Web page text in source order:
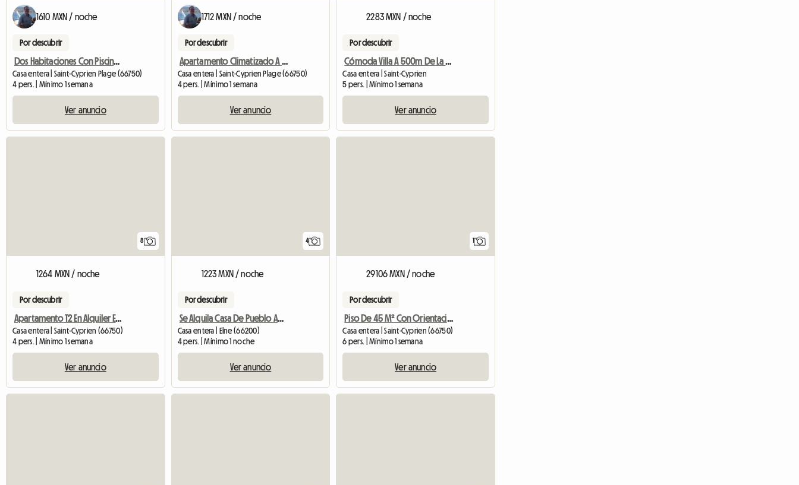
1610 MXN / noche
Por descubrir
Dos Habitaciones Con Piscina Y Tenis
Casa entera | Saint-Cyprien Plage (66750)
4 pers. | Mínimo 1 semana
Ver anuncio
1712 MXN / noche
Por descubrir
Apartamento Climatizado A 200 Metros Del Puerto
Casa entera | Saint-Cyprien Plage (66750)
4 pers. | Mínimo 1 semana
Ver anuncio
2283 MXN / noche
Por descubrir
Cómoda Villa A 500m De La Playa
Casa entera | Saint-Cyprien
5 pers. | Mínimo 1 semana
Ver anuncio
8
1264 MXN / noche
Por descubrir
Apartamento T2 En Alquiler En La Planta Baja
Casa entera | Saint-Cyprien (66750)
4 pers. | Mínimo 1 semana
Ver anuncio
4
1223 MXN / noche
Por descubrir
Se Alquila Casa De Pueblo Amueblada Y Reformada
Casa entera | Elne (66200)
4 pers. | Mínimo 1 noche
Ver anuncio
1
29106 MXN / noche
Por descubrir
Piso De 45 M² Con Orientación Sur En Alquiler
Casa entera | Saint-Cyprien (66750)
6 pers. | Mínimo 1 semana
Ver anuncio